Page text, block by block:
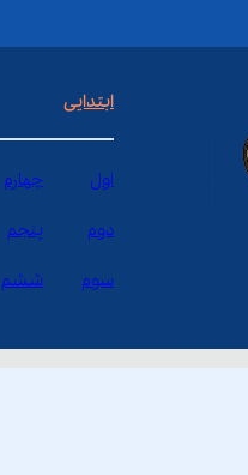
ابتدایی
اول چهارم
دوم پنجم
سوم ششم